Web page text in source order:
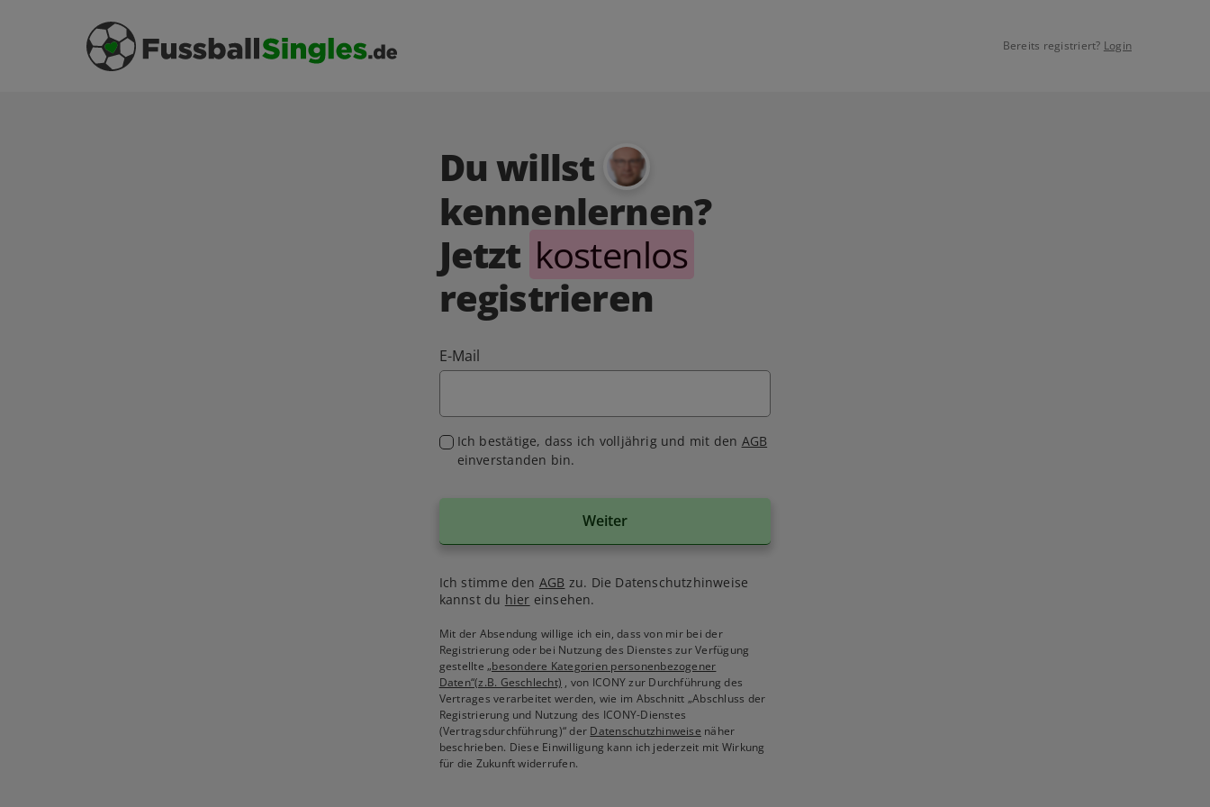
Bereits registriert? Login
Du willst
kennenlernen?
Jetzt kostenlos
registrieren
E-Mail
Ich bestätige, dass ich volljährig und mit den AGB
einverstanden bin.
Weiter
Ich stimme den AGB zu. Die Datenschutzhinweise
kannst du hier einsehen.
Mit der Absendung willige ich ein, dass von mir bei der
Registrierung oder bei Nutzung des Dienstes zur Verfügung
gestellte„besondere Kategorien personenbezogener
Daten“(z.B. Geschlecht) , von ICONY zur Durchführung des
Vertrages verarbeitet werden, wie im Abschnitt „Abschluss der
Registrierung und Nutzung des ICONY-Dienstes
(Vertragsdurchführung)“ der Datenschutzhinweise näher
beschrieben. Diese Einwilligung kann ich jederzeit mit Wirkung
für die Zukunft widerrufen.